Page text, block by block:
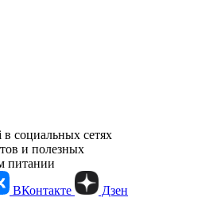
социальных сетях
и полезных
питании
ВКонтакте
Дзен